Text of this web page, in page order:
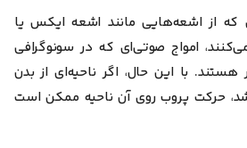
که از اشعه‌هایی مانند اشعه ایکس یا
امواج صوتی‌ای که در سونوگرافی
هستند. با این حال، اگر ناحیه‌ای از بدن
حرکت پروب روی آن ناحیه ممکن است